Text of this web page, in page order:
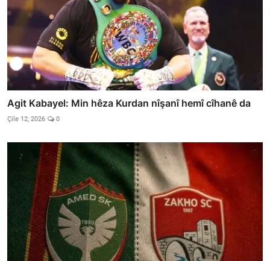
Agit Kabayel: Min hêza Kurdan nîşanî hemî cîhanê da
Çile 12, 2026 0